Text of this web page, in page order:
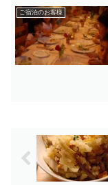
ご宿泊のお客様